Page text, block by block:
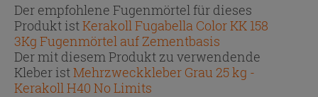
Der empfohlene Fugenmörtel für dieses
Produkt istKerakoll Fugabella Color KK 158
3Kg Fugenmörtel auf Zementbasis
Der mit diesem Produkt zu verwendende
Kleber istMehrzweckkleber Grau 25 kg -
Kerakoll H40 No Limits